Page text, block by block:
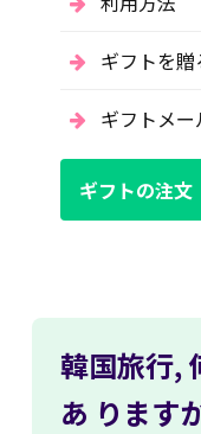
ギフトを贈
ギフトメー
ギフトの注文
韓国旅行,
あ ります